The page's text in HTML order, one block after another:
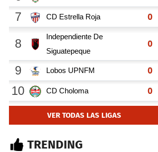
VER TODAS LAS LIGAS
TRENDING